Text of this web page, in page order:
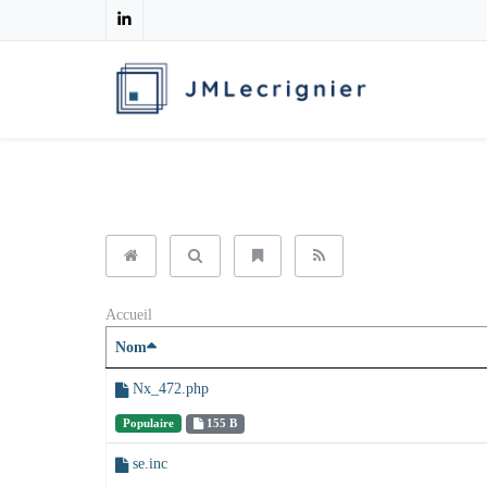
Accueil
Nom
Nx_472.php
Populaire 155 B
se.inc